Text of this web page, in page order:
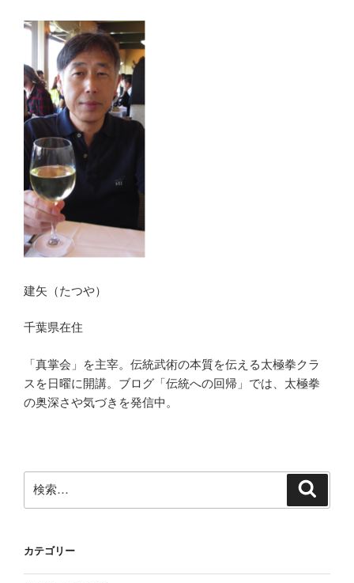
建矢（たつや）
千葉県在住
「真掌会」を主宰。伝統武術の本質を伝える太極拳クラ
スを日曜に開講。ブログ「伝統への回帰」では、太極拳
の奥深さや気づきを発信中。
索:
カテゴリー